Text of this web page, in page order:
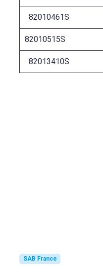
82010461S
82010515S
82013410S
SAB France